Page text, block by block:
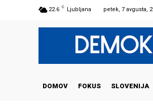
22.6 C Ljubljana petek, 7 avgusta,
DOMOV FOKUS SLOVENIJA